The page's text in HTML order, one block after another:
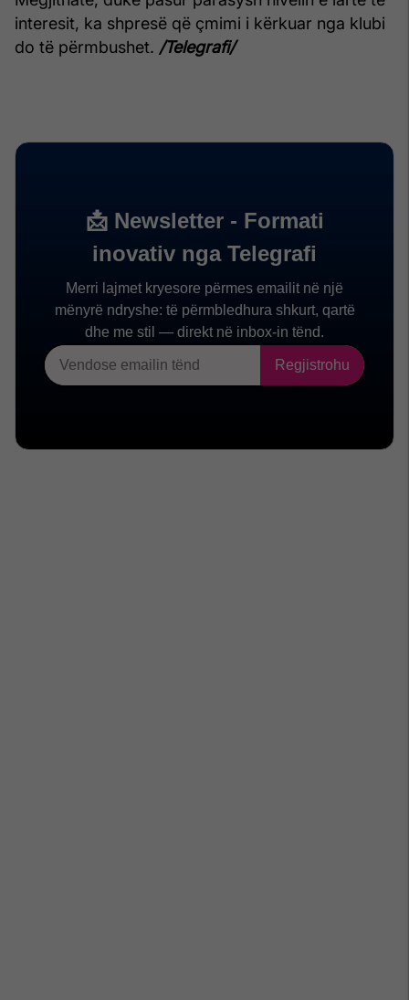
interesit, ka shpresë që çmimi i kërkuar nga klubi
do të përmbushet. /Telegrafi/